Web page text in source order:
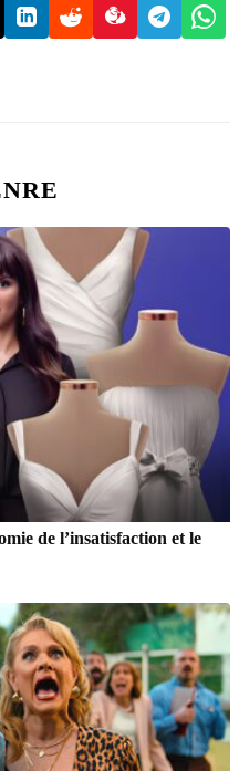
de l’insatisfaction et le